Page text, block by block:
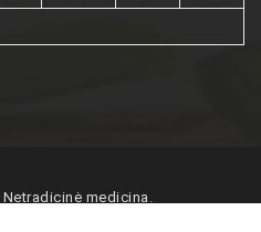
Netradicinė medicina